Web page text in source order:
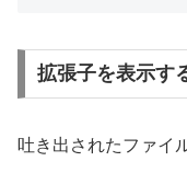
拡張子を表示す
吐き出されたファイ